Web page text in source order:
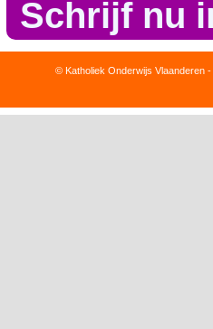
Schrijf nu
© Katholiek Onderwijs Vlaanderen